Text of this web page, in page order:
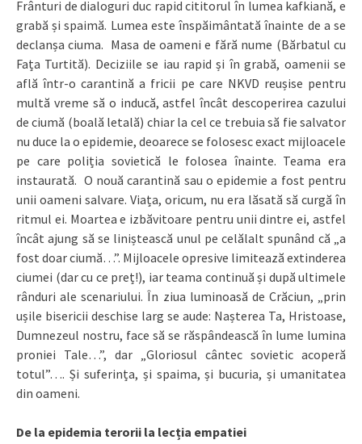
Frânturi de dialoguri duc rapid cititorul în lumea kafkiană, e
grabă și spaimă. Lumea este înspăimântată înainte de a se
declanșa ciuma. Masa de oameni e fără nume (Bărbatul cu
Fața Turtită). Deciziile se iau rapid și în grabă, oamenii se
află într-o carantină a fricii pe care NKVD reușise pentru
multă vreme să o inducă, astfel încât descoperirea cazului
de ciumă (boală letală) chiar la cel ce trebuia să fie salvator
nu duce la o epidemie, deoarece se folosesc exact mijloacele
pe care poliția sovietică le folosea înainte. Teama era
instaurată. O nouă carantină sau o epidemie a fost pentru
unii oameni salvare. Viața, oricum, nu era lăsată să curgă în
ritmul ei. Moartea e izbăvitoare pentru unii dintre ei, astfel
încât ajung să se liniștească unul pe celălalt spunând că „a
fost doar ciumă…”. Mijloacele opresive limitează extinderea
ciumei (dar cu ce preț!), iar teama continuă și după ultimele
rânduri ale scenariului. În ziua luminoasă de Crăciun, „prin
ușile bisericii deschise larg se aude: Nașterea Ta, Hristoase,
Dumnezeul nostru, face să se răspândească în lume lumina
proniei Tale…”, dar „Gloriosul cântec sovietic acoperă
totul”…. Și suferința, și spaima, și bucuria, și umanitatea
din oameni.
De la epidemia terorii la lecția empatiei